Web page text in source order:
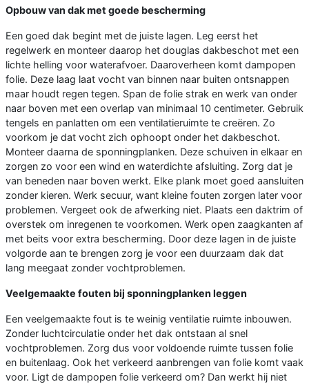
Opbouw van dak met goede bescherming
Een goed dak begint met de juiste lagen. Leg eerst het
regelwerk en monteer daarop het douglas dakbeschot met een
lichte helling voor waterafvoer. Daaroverheen komt dampopen
folie. Deze laag laat vocht van binnen naar buiten ontsnappen
maar houdt regen tegen. Span de folie strak en werk van onder
naar boven met een overlap van minimaal 10 centimeter. Gebruik
tengels en panlatten om een ventilatieruimte te creëren. Zo
voorkom je dat vocht zich ophoopt onder het dakbeschot.
Monteer daarna de sponningplanken. Deze schuiven in elkaar en
zorgen zo voor een wind en waterdichte afsluiting. Zorg dat je
van beneden naar boven werkt. Elke plank moet goed aansluiten
zonder kieren. Werk secuur, want kleine fouten zorgen later voor
problemen. Vergeet ook de afwerking niet. Plaats een daktrim of
overstek om inregenen te voorkomen. Werk open zaagkanten af
met beits voor extra bescherming. Door deze lagen in de juiste
volgorde aan te brengen zorg je voor een duurzaam dak dat
lang meegaat zonder vochtproblemen.
Veelgemaakte fouten bij sponningplanken leggen
Een veelgemaakte fout is te weinig ventilatie ruimte inbouwen.
Zonder luchtcirculatie onder het dak ontstaan al snel
vochtproblemen. Zorg dus voor voldoende ruimte tussen folie
en buitenlaag. Ook het verkeerd aanbrengen van folie komt vaak
voor. Ligt de dampopen folie verkeerd om? Dan werkt hij niet